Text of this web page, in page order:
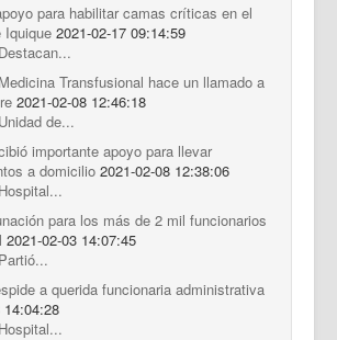
para habilitar camas críticas en el
Iquique 2021-02-17 09:14:59
Transfusional hace un llamado a
2021-02-08 12:46:18
de...
importante apoyo para llevar
a domicilio 2021-02-08 12:38:06
para los más de 2 mil funcionarios
2021-02-03 14:07:45
a querida funcionaria administrativa
14:04:28